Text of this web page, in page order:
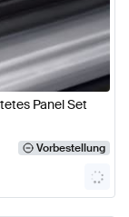
Panel Set
Vorbestellung